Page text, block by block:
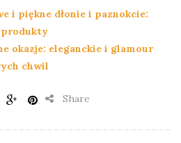
i piękne dłonie i paznokcie:
produkty
okazje: eleganckie i glamour
chwil
Share